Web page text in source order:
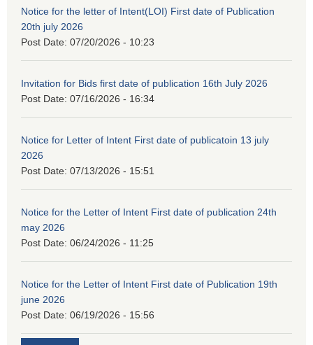
Notice for the letter of Intent(LOI) First date of Publication
20th july 2026
Post Date: 07/20/2026 - 10:23
Invitation for Bids first date of publication 16th July 2026
Post Date: 07/16/2026 - 16:34
Notice for Letter of Intent First date of publicatoin 13 july
2026
Post Date: 07/13/2026 - 15:51
Notice for the Letter of Intent First date of publication 24th
may 2026
Post Date: 06/24/2026 - 11:25
Notice for the Letter of Intent First date of Publication 19th
june 2026
Post Date: 06/19/2026 - 15:56